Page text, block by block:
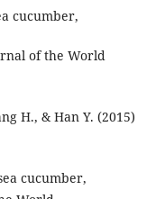
cucumber,
of the World
H., & Han Y. (2015)
cucumber,